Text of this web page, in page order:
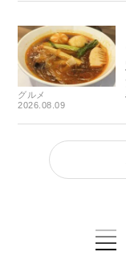
グルメ
2026.08.09